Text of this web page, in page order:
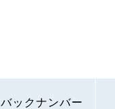
バックナンバー